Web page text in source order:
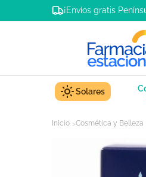
¡Envíos gratis
Solares
Inicio Cosmética y Belleza